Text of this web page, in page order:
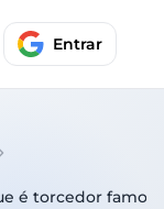
Entrar
é torcedor